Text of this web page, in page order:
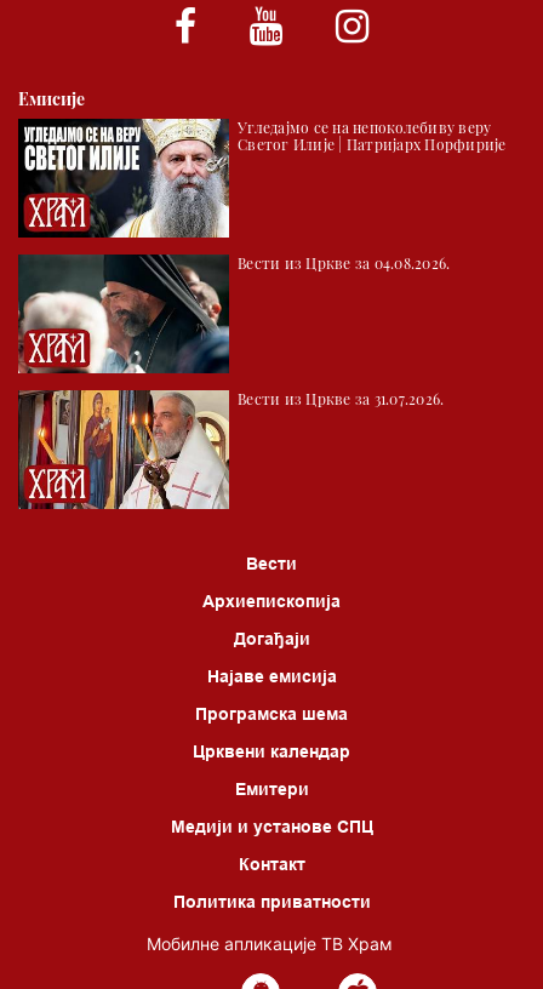
Емисије
Угледајмо се на непоколебиву веру
Светог Илије | Патријарх Порфирије
Вести из Цркве за 04.08.2026.
Вести из Цркве за 31.07.2026.
Вести
Архиепископија
Догађаји
Најаве емисија
Програмска шема
Црквени календар
Емитери
Медији и установе СПЦ
Контакт
Политика приватности
Мобилне апликације ТВ Храм